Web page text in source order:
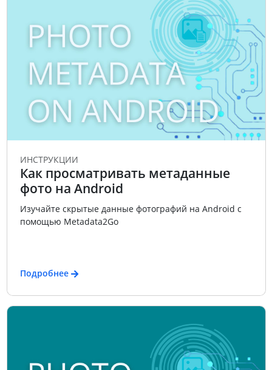
ИНСТРУКЦИИ
Как просматривать метаданные
фото на Android
Изучайте скрытые данные фотографий на Android с
помощью Metadata2Go
Подробнее